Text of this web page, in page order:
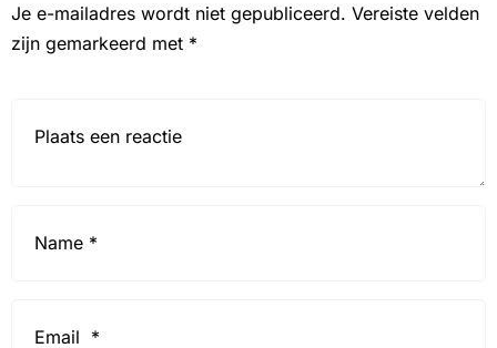
Je e-mailadres wordt niet gepubliceerd. Vereiste velden
zijn gemarkeerd met *